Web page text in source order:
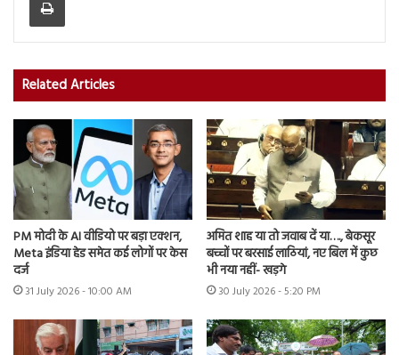
Related Articles
PM मोदी के AI वीडियो पर बड़ा एक्शन,
Meta इंडिया हेड समेत कई लोगों पर केस
दर्ज
31 July 2026 - 10:00 AM
अमित शाह या तो जवाब दें या…., बेकसूर
बच्चों पर बरसाई लाठियां, नए बिल में कुछ
भी नया नहीं- खड़गे
30 July 2026 - 5:20 PM